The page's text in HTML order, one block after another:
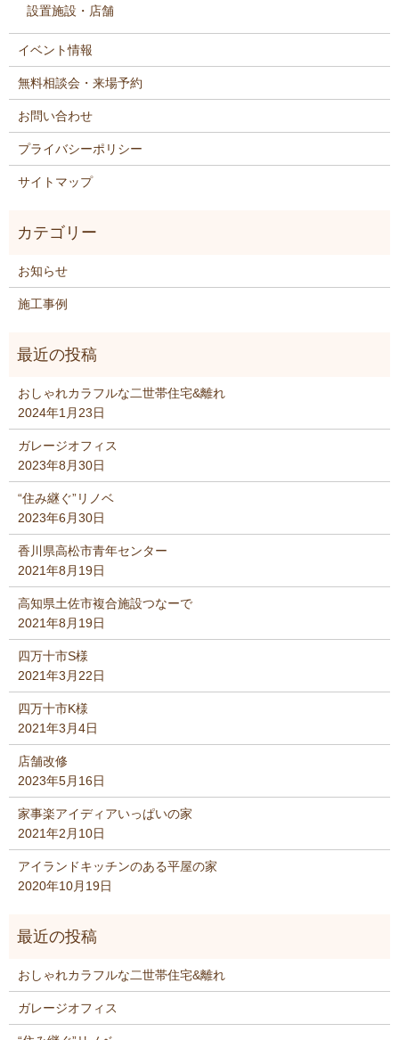
設置施設・店舗
イベント情報
無料相談会・来場予約
お問い合わせ
プライバシーポリシー
サイトマップ
お知らせ
施工事例
おしゃれカラフルな二世帯住宅&離れ
2024年1月23日
ガレージオフィス
2023年8月30日
“住み継ぐ”リノベ
2023年6月30日
香川県高松市青年センター
2021年8月19日
高知県土佐市複合施設つなーで
2021年8月19日
四万十市S様
2021年3月22日
四万十市K様
2021年3月4日
店舗改修
2023年5月16日
家事楽アイディアいっぱいの家
2021年2月10日
アイランドキッチンのある平屋の家
2020年10月19日
おしゃれカラフルな二世帯住宅&離れ
ガレージオフィス